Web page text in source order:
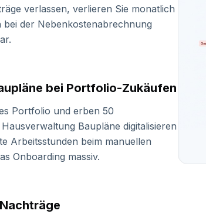
verlassen, verlieren Sie monatlich
bei der Nebenkostenabrechnung
bei Portfolio-Zukäufen
Portfolio und erben 50
Baupläne digitalisieren
Arbeitsstunden beim manuellen
Onboarding massiv.